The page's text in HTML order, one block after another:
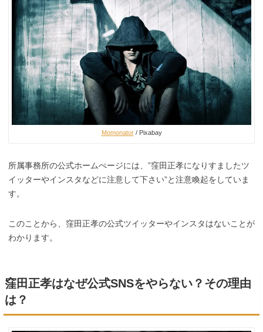
Momonator/ Pixabay
所属事務所の公式ホームぺージには、”窪田正孝になりすましたツ
イッターやインスタなどに注意して下さい”と注意喚起をしていま
す。
このことから、窪田正孝の公式ツイッターやインスタはないことが
わかります。
窪田正孝はなぜ公式SNSをやらない？その理由
は？